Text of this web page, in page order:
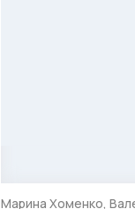
Марина Хоменко,